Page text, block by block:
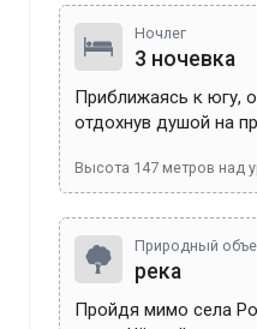
Ночлег
3 ночевка
Приближаясь к югу,
отдохнув душой на
Высота 147 метров над
Природный
река
Пройдя мимо села